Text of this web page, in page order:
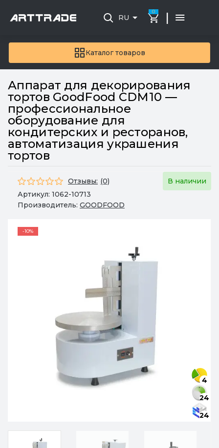
Каталог товаров
RU
0 |
Аппарат для декорирования
тортов GoodFood CDM10 —
профессиональное
оборудование для
кондитерских и ресторанов,
автоматизация украшения
тортов
Отзывы: (0)
В наличии
Артикул: 1062-10713
Производитель: GOODFOOD
-10%
4
24
24